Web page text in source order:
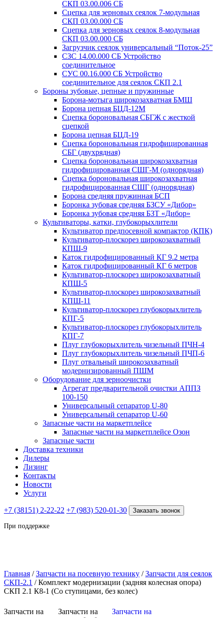
СКП 03.00.006 СБ
Сцепка для зерновых сеялок 7-модульная
СКП 03.00.000 СБ
Сцепка для зерновых сеялок 8-модульная
СКП 03.00.000 СБ
Загрузчик сеялок универсальный “Поток-25”
СЗС 14.00.000 СБ Устройство
соединительное
СУС 00.16.000 СБ Устройство
соединительное для сеялок СКП 2.1
Бороны зубовые, цепные и пружинные
Борона-мотыга широкозахватная БМШ
Борона цепная БЦД-12М
Сцепка бороновальная СБГЖ с жесткой
сцепкой
Борона цепная БЦД-19
Сцепка бороновальная гидрофицированная
СБГ (двухрядная)
Сцепка бороновальная широкозахватная
гидрофицированная СШГ-М (однорядная)
Сцепка бороновальная широкозахватная
гидрофицированная СШГ (однорядная)
Борона средняя пружинная БСП
Боронка зубовая средняя БЗСУ «Дибор»
Боронка зубовая средняя БЗТ «Дибор»
Культиваторы, катки, глубокорыхлители
Культиватор предпосевной компактор (КПК)
Культиватор-плоскорез широкозахватный
КПШ-9
Каток гидрофицированный КГ 9.2 метра
Каток гидрофицированный КГ 6 метров
Культиватор-плоскорез широкозахватный
КПШ-5
Культиватор-плоскорез широкозахватный
КПШ-11
Культиватор-плоскорез глубокорыхлитель
КПГ-5
Культиватор-плоскорез глубокорыхлитель
КПГ-7
Плуг глубокорыхлитель чизельный ПЧН-4
Плуг глубокорыхлитель чизельный ПЧП-6
Плуг отвальный широкозахватный
модернизированный ПШМ
Оборудование для зерноочистки
Агрегат предварительной очистки АППЗ
100-150
Универсальный сепаратор U-80
Универсальный сепаратор U-60
Запасные части на маркетплейсе
Запасные части на маркетплейсе Озон
Запасные части
Доставка техники
Дилеры
Лизинг
Контакты
Новости
Услуги
+7 (38151) 2-22-22 +7 (983) 520-01-30 Заказать звонок
При поддержке
Главная /Запчасти на посевную технику /Запчасти для сеялок
СКП-2.1 / Комплект модернизации (задняя колесная опора)
СКП 2.1 К8-1 (Со ступицами, без колес)
Запчасти на
Запчасти на
Запчасти на